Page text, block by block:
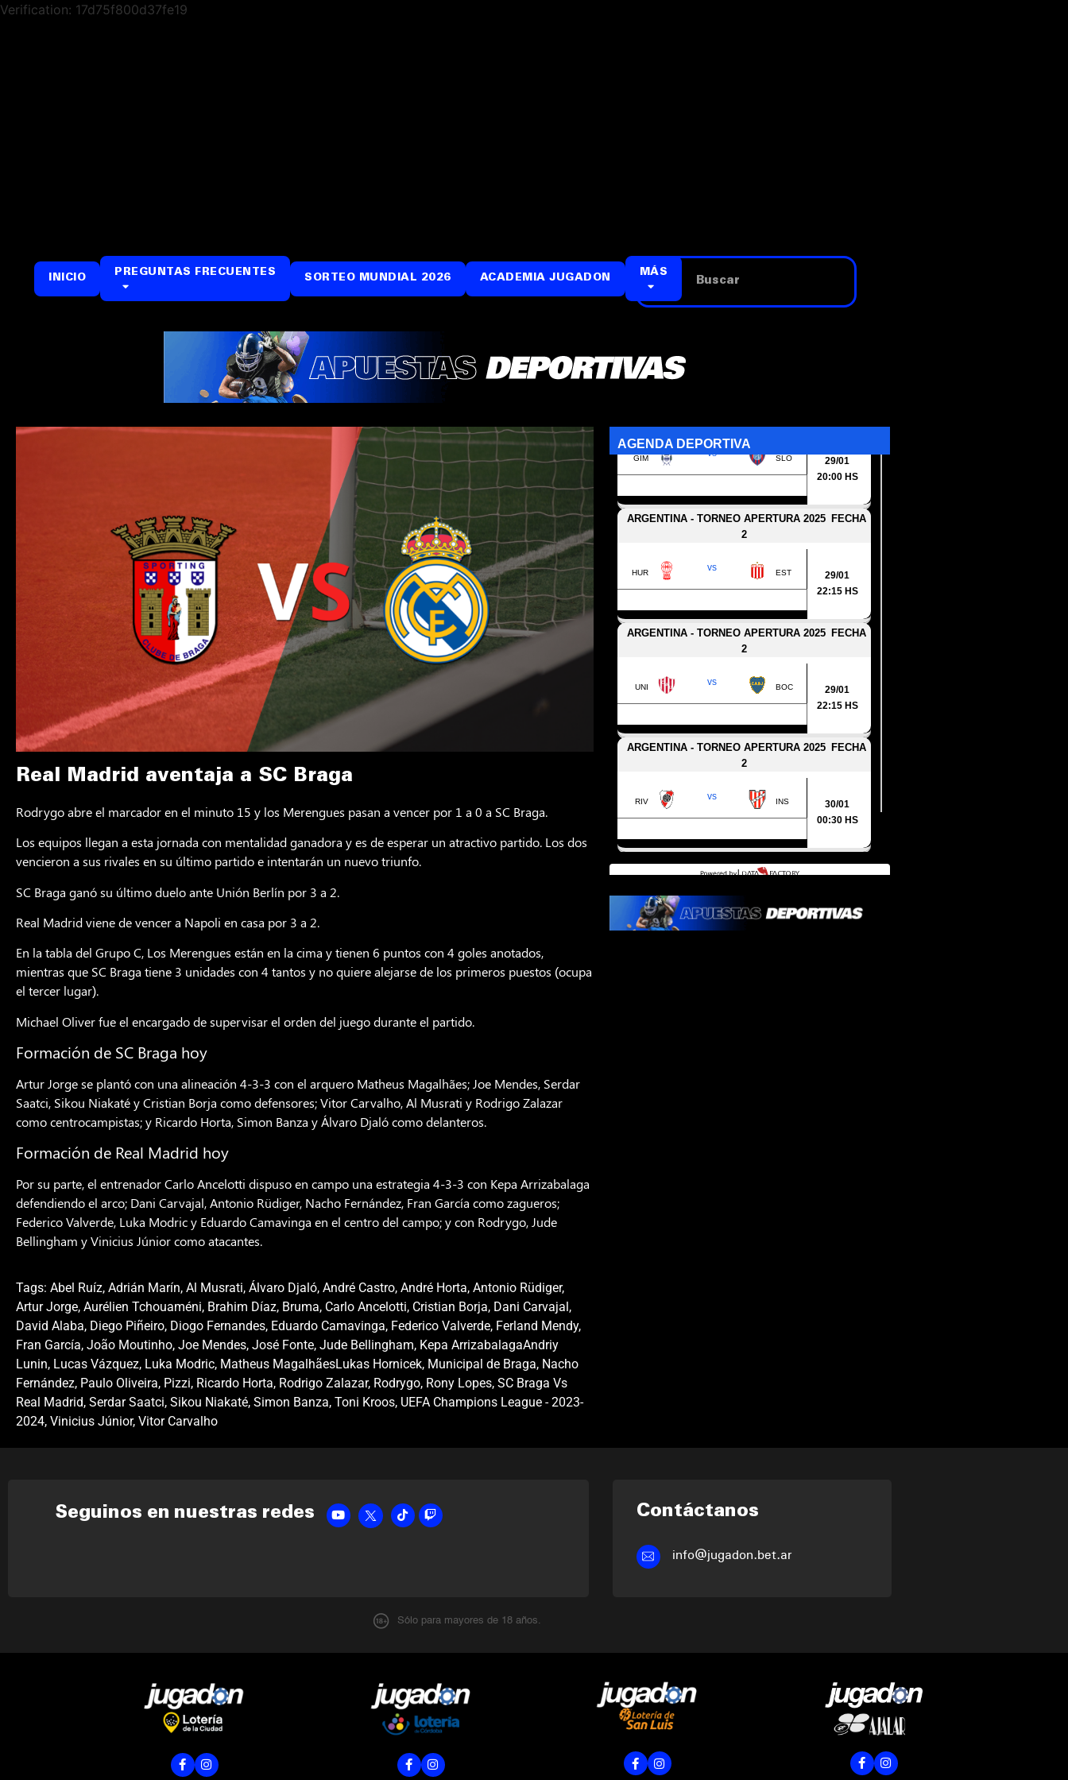
Verification: 17d75f800d37fe19
INICIO PREGUNTAS FRECUENTES SORTEO MUNDIAL 2026 ACADEMIA JUGADON MÁS
Real Madrid aventaja a SC Braga
Rodrygo abre el marcador en el minuto 15 y los Merengues pasan a vencer por 1 a 0 a SC Braga.
Los equipos llegan a esta jornada con mentalidad ganadora y es de esperar un atractivo partido. Los dos
vencieron a sus rivales en su último partido e intentarán un nuevo triunfo.
SC Braga ganó su último duelo ante Unión Berlín por 3 a 2.
Real Madrid viene de vencer a Napoli en casa por 3 a 2.
En la tabla del Grupo C, Los Merengues están en la cima y tienen 6 puntos con 4 goles anotados,
mientras que SC Braga tiene 3 unidades con 4 tantos y no quiere alejarse de los primeros puestos (ocupa
el tercer lugar).
Michael Oliver fue el encargado de supervisar el orden del juego durante el partido.
Formación de SC Braga hoy
Artur Jorge se plantó con una alineación 4-3-3 con el arquero Matheus Magalhães; Joe Mendes, Serdar
Saatci, Sikou Niakaté y Cristian Borja como defensores; Vitor Carvalho, Al Musrati y Rodrigo Zalazar
como centrocampistas; y Ricardo Horta, Simon Banza y Álvaro Djaló como delanteros.
Formación de Real Madrid hoy
Por su parte, el entrenador Carlo Ancelotti dispuso en campo una estrategia 4-3-3 con Kepa Arrizabalaga
defendiendo el arco; Dani Carvajal, Antonio Rüdiger, Nacho Fernández, Fran García como zagueros;
Federico Valverde, Luka Modric y Eduardo Camavinga en el centro del campo; y con Rodrygo, Jude
Bellingham y Vinicius Júnior como atacantes.
Tags: Abel Ruíz, Adrián Marín, Al Musrati, Álvaro Djaló, André Castro, André Horta, Antonio Rüdiger,
Artur Jorge, Aurélien Tchouaméni, Brahim Díaz, Bruma, Carlo Ancelotti, Cristian Borja, Dani Carvajal,
David Alaba, Diego Piñeiro, Diogo Fernandes, Eduardo Camavinga, Federico Valverde, Ferland Mendy,
Fran García, João Moutinho, Joe Mendes, José Fonte, Jude Bellingham, Kepa ArrizabalagaAndriy
Lunin, Lucas Vázquez, Luka Modric, Matheus MagalhãesLukas Hornicek, Municipal de Braga, Nacho
Fernández, Paulo Oliveira, Pizzi, Ricardo Horta, Rodrigo Zalazar, Rodrygo, Rony Lopes, SC Braga Vs
Real Madrid, Serdar Saatci, Sikou Niakaté, Simon Banza, Toni Kroos, UEFA Champions League - 2023-
2024, Vinicius Júnior, Vitor Carvalho
Seguinos en nuestras redes Contáctanos
info@jugadon.bet.ar
Sólo para mayores de 18 años.